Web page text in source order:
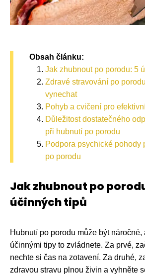
Obsah článku:
Jak zhubnout po porodu: 5
Zdravé stravování po
vynechat
Pohyb a cvičení pro
Důležitost dostatečného
při hubnutí po porodu
Podpora psychické pohody
po porodu
Jak zhubnout po
účinných tipů
Hubnutí po porodu může být náročné,
účinnými tipy to zvládnete. Za prvé,
nechte si čas na zotavení. Za druhé,
zdravou stravu plnou živin a vyhněte